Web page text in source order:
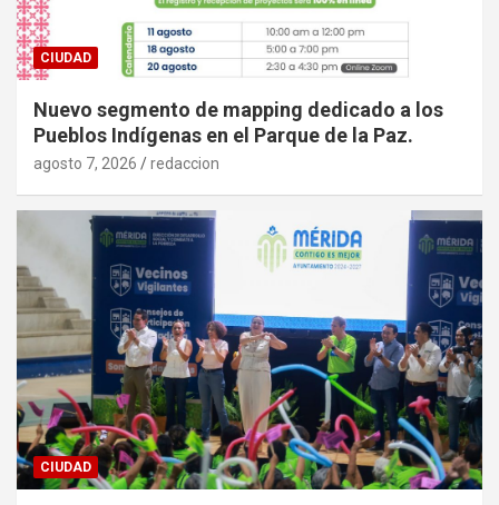
CIUDAD
Nuevo segmento de mapping dedicado a los
Pueblos Indígenas en el Parque de la Paz.
agosto 7, 2026 redaccion
CIUDAD